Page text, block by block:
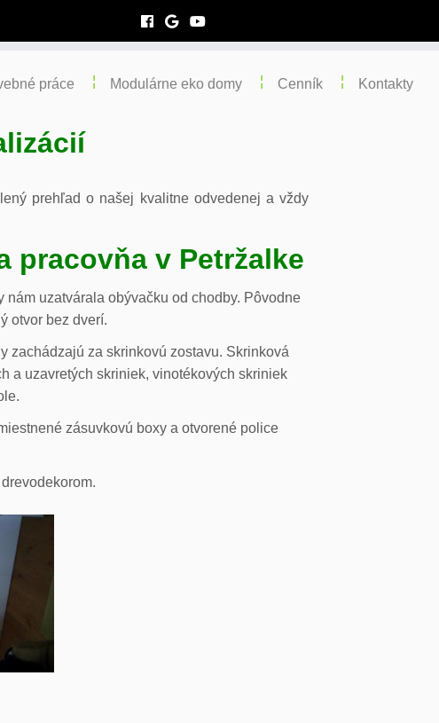
práce Modulárne eko domy Cenník Kontakty
prehľad o našej kvalitne odvedenej a vždy
pracovňa v Petržalke
uzatvárala obývačku od chodby. Pôvodne
otvor bez dverí.
zachádzajú za skrinkovú zostavu. Skrinková
a uzavretých skriniek, vinotékových skriniek
zásuvkovú boxy a otvorené police